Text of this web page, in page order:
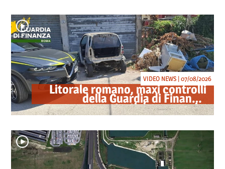
Litorale romano, maxi controlli
della Guardia di Finanza:
sequestrati droga, armi e
ricambi di auto rubate
VIDEO NEWS | 07/08/2026